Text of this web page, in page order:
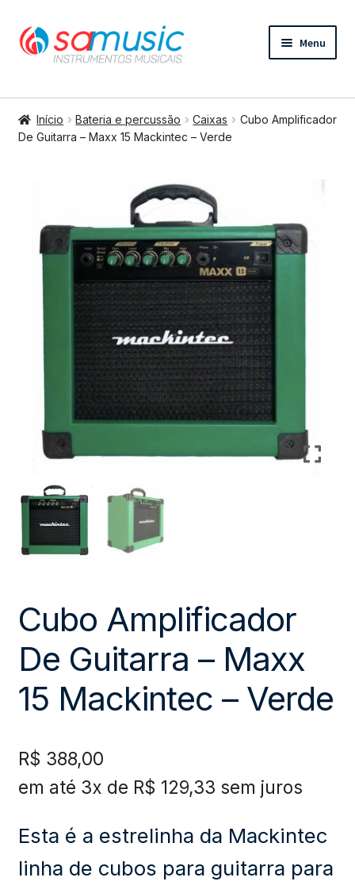
Pular
para
Pular
para
conteúdo
Menu
Instrumentos de cordas
menu
Bateria e percussão
Áudio e Tecnologia
Início Bateria e percussão Caixas
Cubo Amplificador
De Guitarra – Maxx 15 Mackintec – Verde
Cubo Amplificador
De Guitarra – Maxx
15 Mackintec – Verde
R$ 388,00
em até 3x de R$ 129,33 sem juros
Esta é a estrelinha da Mackintec
linha de cubos para guitarra para